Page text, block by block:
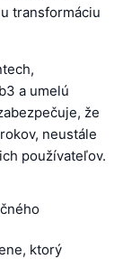
transformáciu
a umelú
že
neustále
používateľov.
ktorý